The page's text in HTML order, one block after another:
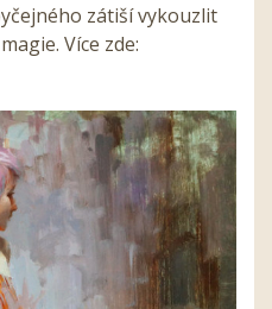
zátiší vykouzlit
Více zde: